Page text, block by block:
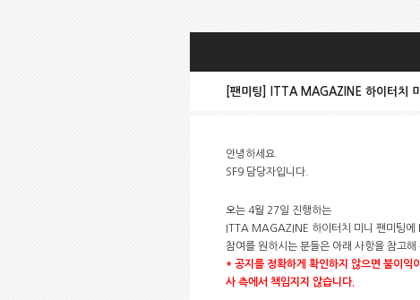
[팬미팅] ITTA MAGAZINE 하이터치
안녕하세요.
SF9 담당자입니다.
오는 4월 27일 진행하는
ITTA MAGAZINE 하이터치 미니 팬미팅에
참여를 원하시는 분들은 아래 사항을 참고해
* 공지를 정확하게 확인하지 않으면 불이익
사 측에서 책임지지 않습니다.